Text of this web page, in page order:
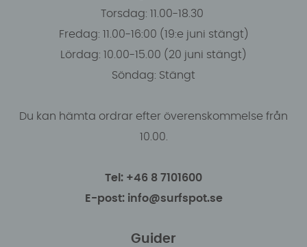
Torsdag: 11.00-18.30
Fredag: 11.00-16:00 (19:e juni stängt)
Lördag: 10.00-15.00 (20 juni stängt)
Söndag: Stängt
Du kan hämta ordrar efter överenskommelse från
10.00.
Tel: +46 8 7101600
E-post: info@surfspot.se
Guider